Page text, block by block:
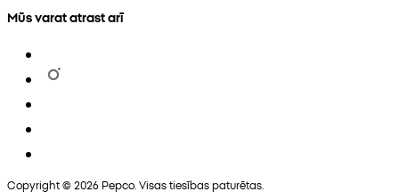
Mūs varat atrast arī
Copyright © 2026 Pepco. Visas tiesības paturētas.